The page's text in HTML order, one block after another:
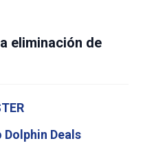
eliminación de
Deals